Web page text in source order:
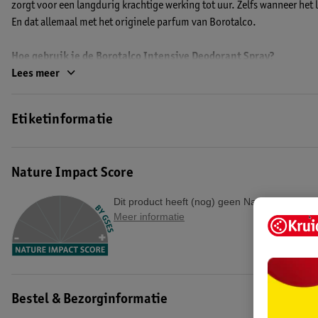
zorgt voor een langdurig krachtige werking tot uur. Zelfs wanneer het
En dat allemaal met het originele parfum van Borotalco.
Hoe gebruik je de Borotalco Intensive Deodorant Spray?
Zorg dat je goed schudt voor gebruik. Houd de spuitbus ongeveer 15
Lees meer
Etiketinformatie
Nature Impact Score
Dit product heeft (nog) geen Nature Impact
Meer informatie
Bestel & Bezorginformatie